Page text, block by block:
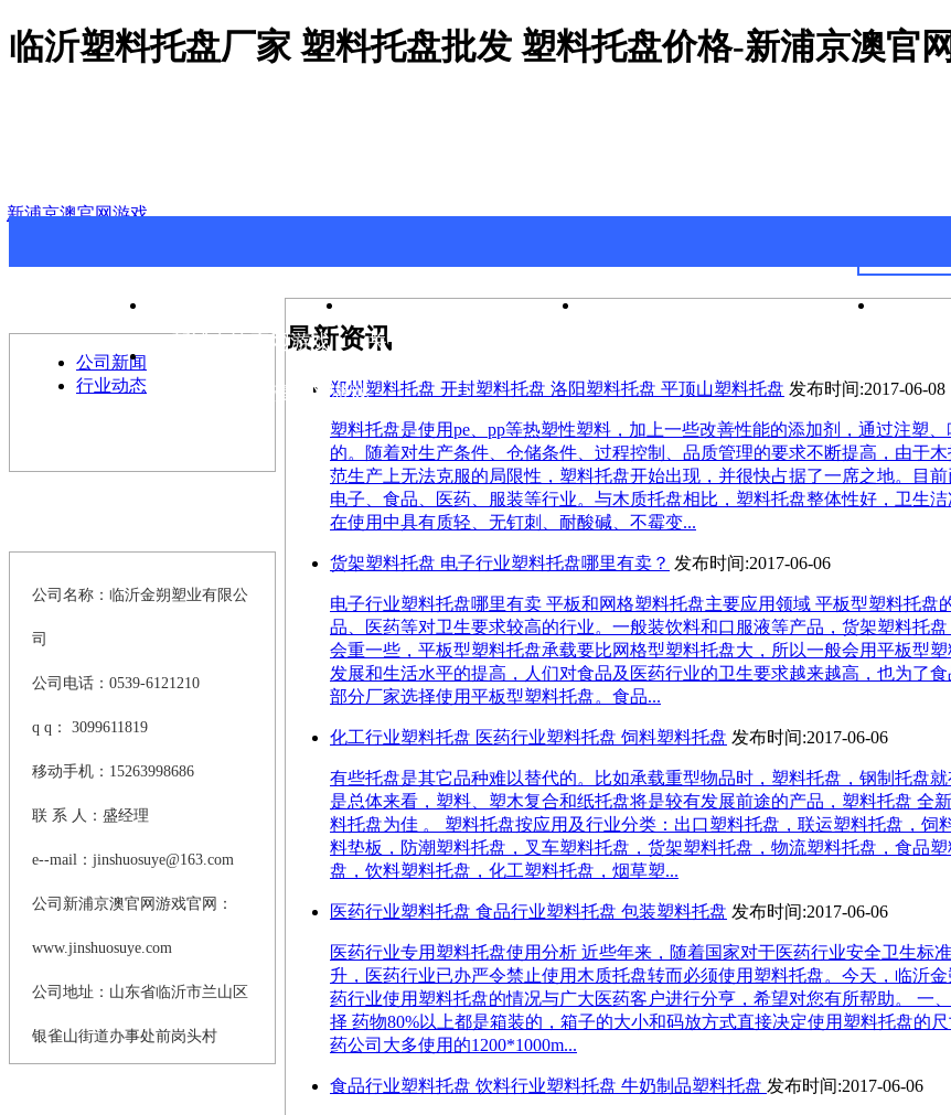
临沂塑料托盘厂家 塑料托盘批发 塑料托盘价格-新浦京澳官
新浦京澳官网游戏
新浦京澳官网游戏 关于新浦京澳官网游戏
联系新浦京澳官网游戏
最新资讯
郑州塑料托盘 开封塑料托盘 洛阳塑料托盘 平顶山塑料托盘 发布时间:2017-06-08
塑料托盘是使用pe、pp等热塑性塑料，加上一些改善性能的添加剂，通过注塑
的。随着对生产条件、仓储条件、过程控制、品质管理的要求不断提高，由于
范生产上无法克服的局限性，塑料托盘开始出现，并很快占据了一席之地。目前
电子、食品、医药、服装等行业。与木质托盘相比，塑料托盘整体性好，卫生洁
在使用中具有质轻、无钉刺、耐酸碱、不霉变...
货架塑料托盘 电子行业塑料托盘哪里有卖？ 发布时间:2017-06-06
电子行业塑料托盘哪里有卖 平板和网格塑料托盘主要应用领域 平板型塑料托盘
品、医药等对卫生要求较高的行业。一般装饮料和口服液等产品，货架塑料托
会重一些，平板型塑料托盘承载要比网格型塑料托盘大，所以一般会用平板型
发展和生活水平的提高，人们对食品及医药行业的卫生要求越来越高，也为了
部分厂家选择使用平板型塑料托盘。食品...
化工行业塑料托盘 医药行业塑料托盘 饲料塑料托盘 发布时间:2017-06-06
有些托盘是其它品种难以替代的。比如承载重型物品时，塑料托盘，钢制托盘
是总体来看，塑料、塑木复合和纸托盘将是较有发展前途的产品，塑料托盘 全
料托盘为佳 。 塑料托盘按应用及行业分类：出口塑料托盘，联运塑料托盘，饲
料垫板，防潮塑料托盘，叉车塑料托盘，货架塑料托盘，物流塑料托盘，食品
盘，饮料塑料托盘，化工塑料托盘，烟草塑...
医药行业塑料托盘 食品行业塑料托盘 包装塑料托盘 发布时间:2017-06-06
医药行业专用塑料托盘使用分析 近些年来，随着国家对于医药行业安全卫生标
升，医药行业已办严令禁止使用木质托盘转而必须使用塑料托盘。今天，临沂
药行业使用塑料托盘的情况与广大医药客户进行分亨，希望对您有所帮助。 一
择 药物80%以上都是箱装的，箱子的大小和码放方式直接决定使用塑料托盘的
药公司大多使用的1200*1000m...
食品行业塑料托盘 饮料行业塑料托盘 牛奶制品塑料托盘 发布时间:2017-06-06
公司新闻
行业动态
公司名称：临沂金朔塑业有限公
司
公司电话：0539-6121210
q q： 3099611819
移动手机：15263998686
联 系 人：盛经理
e--mail： jinshuosuye@163.com
公司新浦京澳官网游戏官网：
www.jinshuosuye.com
公司地址：山东省临沂市兰山区
银雀山街道办事处前岗头村